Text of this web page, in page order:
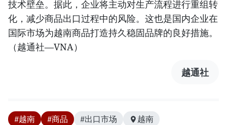
技术壁垒。据此，企业将主动对生产流程进行重组转
化，减少商品出口过程中的风险。这也是国内企业在
国际市场为越南商品打造持久稳固品牌的良好措施。
（越通社—VNA）
越通社
#越南 #商品 #出口市场 越南